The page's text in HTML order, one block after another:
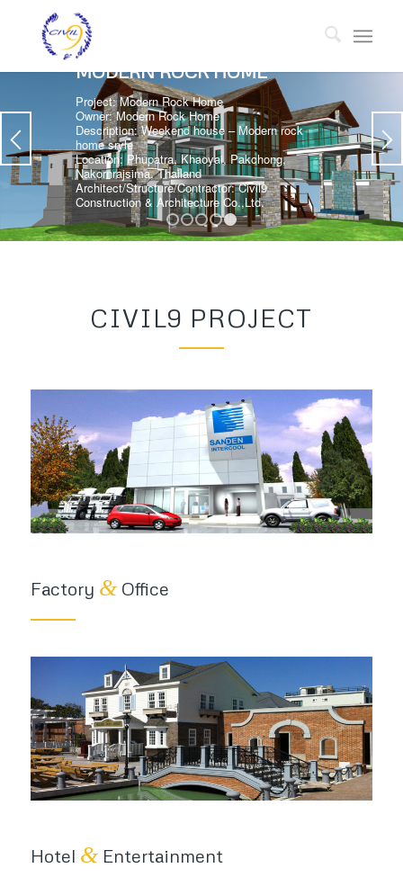
MODERN ROCK HOME
Project: Modern Rock Home
Owner: Modern Rock Home
Description: Weekend house – Modern rock
home sryle
Location: Phupatra, Khaoyai, Pakchong,
Nakornrajsima, Thailand
Architect/Structure/Contractor: Civil9
Construction & Architecture Co.,Ltd.
1 2 3 4 5
CIVIL9 PROJECT
Factory &Office
Hotel &Entertainment